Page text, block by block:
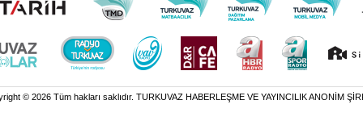
© 2026 Tüm hakları saklıdır. TURKUVAZ HABERLEŞME VE YAYINCILIK ANONİM